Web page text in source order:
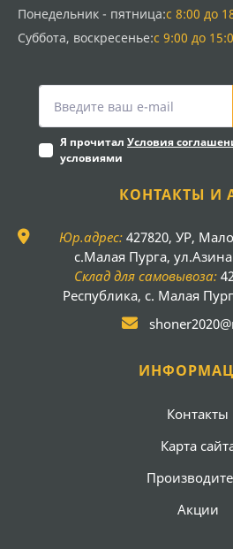
Понедельник - пятница:с 8:00 до
Суббота, воскресенье:с 9:00 до
Я прочитал Условия
условиями
КОНТАКТЫ И
Юр.адрес: 427820, УР,
с.Малая Пурга,
Склад для самовывоза:
Республика, с. Малая
Контакты
Карта
Акции